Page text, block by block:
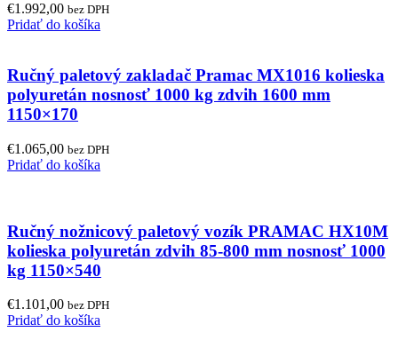
€1.992,00 bez DPH
Pridať do košíka
Ručný paletový zakladač Pramac MX1016 kolieska
polyuretán nosnosť 1000 kg zdvih 1600 mm
1150×170
€1.065,00 bez DPH
Pridať do košíka
Ručný nožnicový paletový vozík PRAMAC HX10M
kolieska polyuretán zdvih 85-800 mm nosnosť 1000
kg 1150×540
€1.101,00 bez DPH
Pridať do košíka